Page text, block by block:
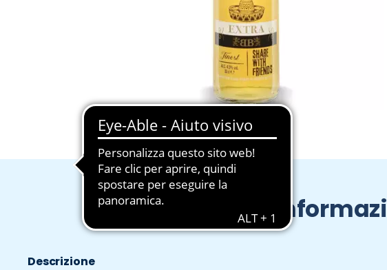
Descrizione